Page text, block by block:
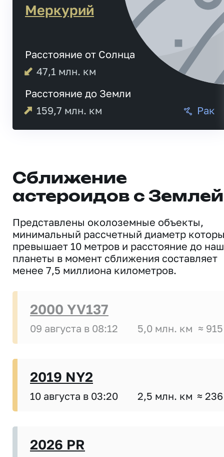
Меркурий
Расстояние от Солнца
47,1 млн. км
Расстояние до Земли
159,7 млн. км Рак
Сближение
астероидов с Землей
Представлены околоземные объекты,
минимальный рассчетный диаметр
превышает 10 метров и расстояние до
планеты в момент сближения составляет
менее 7,5 миллиона километров.
2000 YV137
09 августа в 08:12 5,0 млн. км ≈
2019 NY2
10 августа в 03:20 2,5 млн. км ≈
2026 PR